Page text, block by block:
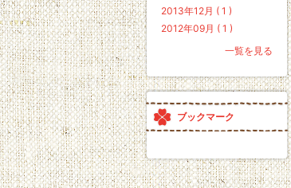
2013年12月 ( 1 )
2012年09月 ( 1 )
一覧を見る
ブックマーク